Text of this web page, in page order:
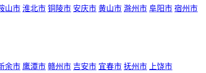
山市 淮北市 铜陵市 安庆市 黄山市 滁州市 阜阳市 宿州市
余市 鹰潭市 赣州市 吉安市 宜春市 抚州市 上饶市